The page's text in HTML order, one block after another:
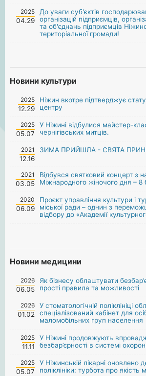
2025
04.29
До уваги суб'єктів
організацій підприємців,
та об'єднань підприємців
територіальної громади!
Новини культури
2025
12.29
Ніжин вкотре підтверджує
центру
2025
05.07
У Ніжині відбулися майстер-
чернігівських митців.
2021
12.16
ЗИМА ПРИЙШЛА - СВЯТА
2021
03.05
Відбувся святковий концерт з
Міжнародного жіночого дня – 8
2020
06.09
Проєкт управління культури і
міської ради – однин з
відбору до «Академії
Новини медицини
2026
06.05
Як бізнесу облаштувати
прості правила та можливості
2026
01.02
У стоматологічній поліклініці
спеціалізований кабінет для
маломобільних груп населення
2025
11.11
У Ніжині продовжують
безбар’єрності в системі
2025
05.07
У Ніжинській лікарні оновлено
поліклініки: турбота про якість